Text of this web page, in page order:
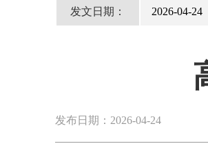
发文日期： 2026-04-24
发布日期：2026-04-24